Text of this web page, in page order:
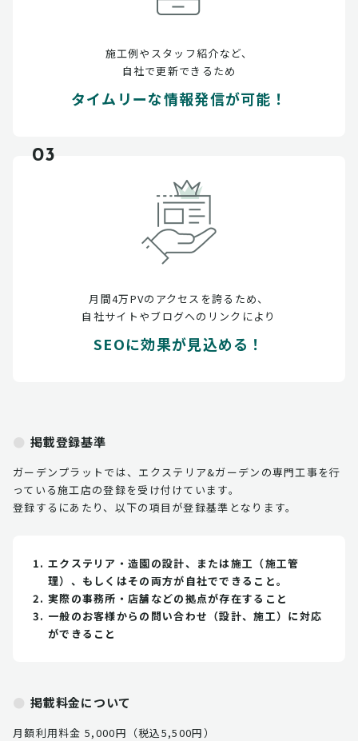
施工例やスタッフ紹介など、
自社で更新できるため
タイムリーな情報発信が可能！
03
月間4万PVのアクセスを誇るため、
自社サイトやブログへのリンクにより
SEOに効果が見込める！
掲載登録基準
ガーデンプラットでは、エクステリア&ガーデンの専門工事を行
っている施工店の登録を受け付けています。
登録するにあたり、以下の項目が登録基準となります。
エクステリア・造園の設計、または施工（施工管
理）、もしくはその両方が自社でできること。
実際の事務所・店舗などの拠点が存在すること
一般のお客様からの問い合わせ（設計、施工）に対応
ができること
掲載料金について
月額利用料金 5,000円（税込5,500円）